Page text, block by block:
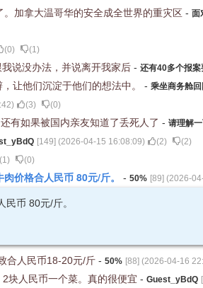
加拿大温哥华的安全成全世界的重灾区 - 面
(0) (1)
说没办法，并说离开我家后 - 还有40多个报案
让他们沉淀于他们的想法中。 - 乘坐商务舱
) (3) (0)
有如果被国内亲友知道了丢死人了 - 请理解
[149] (2026-04-15 16:08:09) (2) (2)
(1) (0)
价格合人民币 80元/斤。 - 50% [89] (2026-
币 80元/斤。
合人民币18-20元/斤 - 50% [88] (2026-04-16
块人民币一个菜。真的很便宜 - Guest_yBdQ [